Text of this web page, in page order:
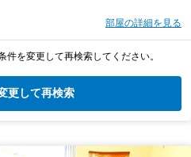
部屋の詳細を見る
を変更して再検索してください。
更して再検索